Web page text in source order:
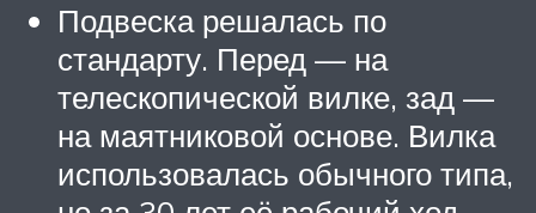
Подвеска решалась по
стандарту. Перед — на
телескопической вилке, зад —
на маятниковой основе. Вилка
использовалась обычного типа,